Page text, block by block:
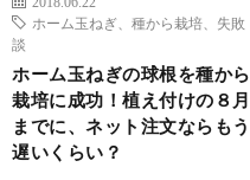
ホーム玉ねぎ、種から栽培、失敗
談
ホーム玉ねぎの球根を種から
栽培に成功！植え付けの８月
までに、ネット注文ならもう
遅いくらい？